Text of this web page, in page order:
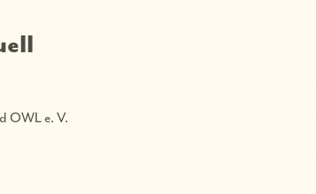
OWL e. V.